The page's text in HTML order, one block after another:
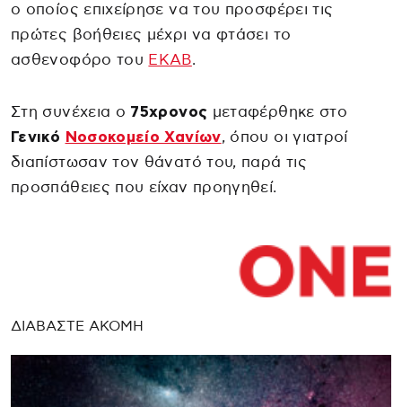
ο οποίος επιχείρησε να του προσφέρει τις
πρώτες βοήθειες μέχρι να φτάσει το
ασθενοφόρο του ΕΚΑΒ.
Στη συνέχεια ο 75χρονος μεταφέρθηκε στο
Γενικό Νοσοκομείο Χανίων, όπου οι γιατροί
διαπίστωσαν τον θάνατό του, παρά τις
προσπάθειες που είχαν προηγηθεί.
ΔΙΑΒΑΣΤΕ ΑΚΟΜΗ